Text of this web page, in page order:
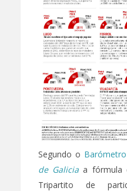
Segundo o
de Galicia a fórmula
Tripartito de